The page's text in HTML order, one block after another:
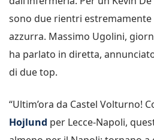
sono due rientri
azzurra. Massimo Ugolini,
ha parlato in diretta,
di due top.
“Ultim’ora da Castel Volturno!
Hojlund per Lecce-Napoli,